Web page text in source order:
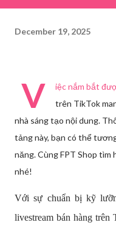
December 19, 2025
V
iệc nắm bắt
trên TikTok
nhà sáng tạo nội dung.
tảng này, bạn có thể
năng. Cùng FPT Shop tìm
nhé!
Với sự chuẩn bị kỹ
livestream bán hàng trên